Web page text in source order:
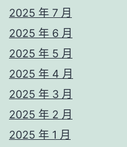
2025 年 7 月
2025 年 6 月
2025 年 5 月
2025 年 4 月
2025 年 3 月
2025 年 2 月
2025 年 1 月